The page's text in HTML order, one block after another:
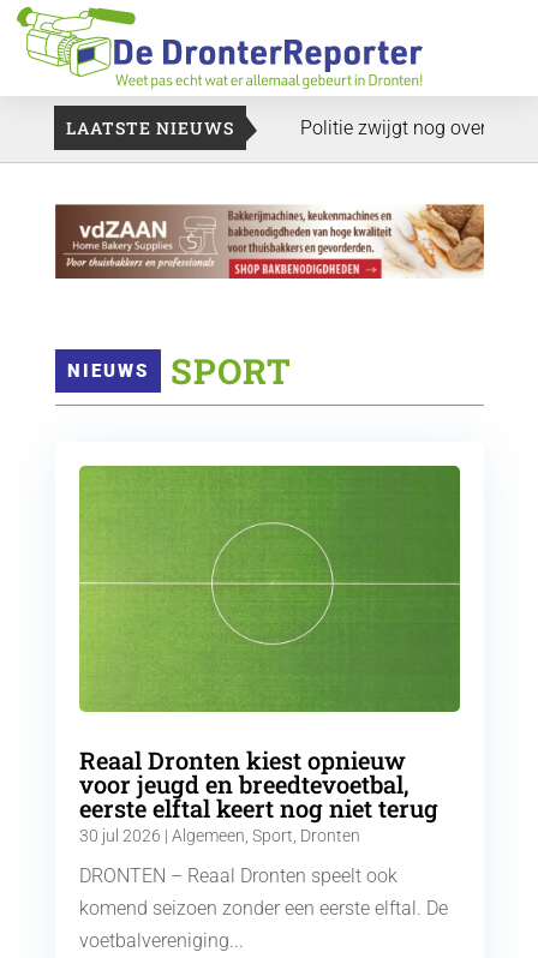
LAATSTE NIEUWS
plukkers Politie zwijgt nog over onderzoek
NIEUWS SPORT
Reaal Dronten kiest opnieuw
voor jeugd en breedtevoetbal,
eerste elftal keert nog niet terug
30 jul 2026 | Algemeen Sport Dronten
DRONTEN – Reaal Dronten speelt ook
komend seizoen zonder een eerste elftal. De
voetbalvereniging...